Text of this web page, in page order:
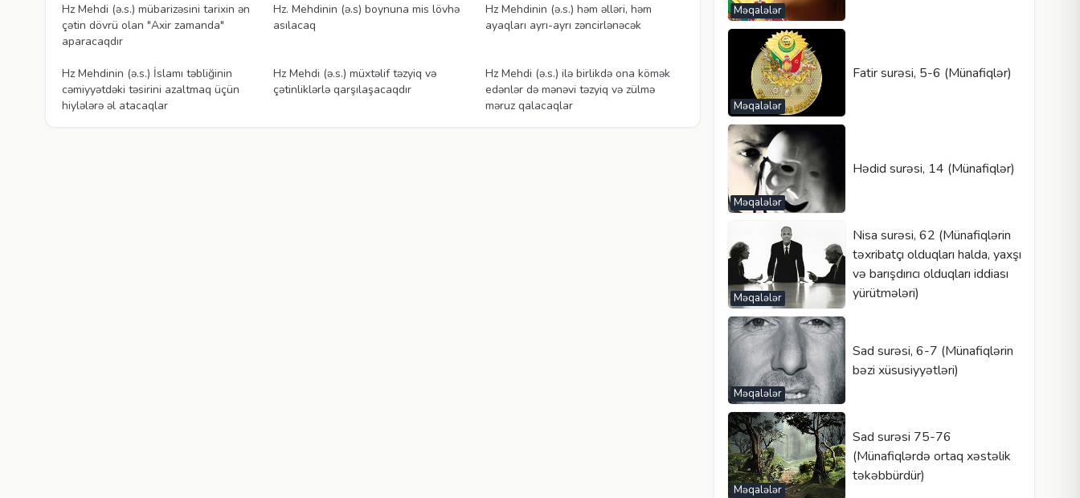
Hz Mehdi (ə.s.) mübarizəsini tarixin ən
çətin dövrü olan "Axir zamanda"
aparacaqdır
Hz. Mehdinin (ə.s) boynuna mis lövhə
asılacaq
Hz Mehdinin (ə.s.) həm əlləri, həm
ayaqları ayrı-ayrı zəncirlənəcək
Hz Mehdinin (ə.s.) İslamı təbliğinin
cəmiyyətdəki təsirini azaltmaq üçün
hiylələrə əl atacaqlar
Hz Mehdi (ə.s.) müxtəlif təzyiq və
çətinliklərlə qarşılaşacaqdır
Hz Mehdi (ə.s.) ilə birlikdə ona kömək
edənlər də mənəvi təzyiq və zülmə
məruz qalacaqlar
Məqalələr
Məqalələr
Fatir surəsi, 5-6 (Münafiqlər)
Məqalələr
Hədid surəsi, 14 (Münafiqlər)
Məqalələr
Nisa surəsi, 62 (Münafiqlərin
təxribatçı olduqları halda, yaxşı
və barışdırıcı olduqları iddiası
yürütmələri)
Məqalələr
Sad surəsi, 6-7 (Münafiqlərin
bəzi xüsusiyyətləri)
Məqalələr
Sad surəsi 75-76
(Münafiqlərdə ortaq xəstəlik
təkəbbürdür)